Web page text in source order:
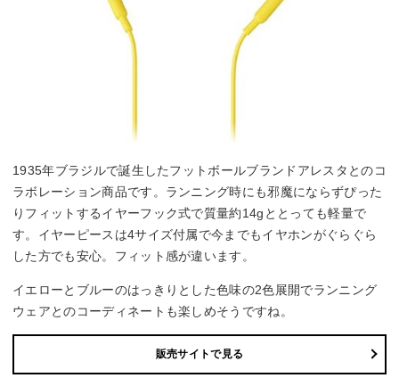
1935年ブラジルで誕生したフットボールブランドアレスタとのコ
ラボレーション商品です。ランニング時にも邪魔にならずぴった
りフィットするイヤーフック式で質量約14gととっても軽量で
す。イヤーピースは4サイズ付属で今までもイヤホンがぐらぐら
した方でも安心。フィット感が違います。
イエローとブルーのはっきりとした色味の2色展開でランニング
ウェアとのコーディネートも楽しめそうですね。
販売サイトで見る